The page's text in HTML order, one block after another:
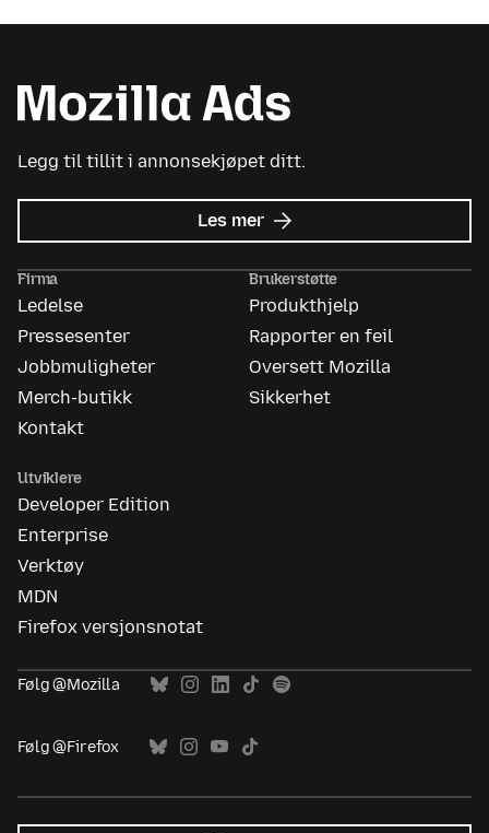
Legg til tillit i annonsekjøpet ditt.
Les mer om
Mozilla
Firma
Ledelse
Pressesenter
Jobbmuligheter
Merch-butikk
Kontakt
Brukerstøtte
Produkthjelp
Rapporter en feil
Oversett Mozilla
Sikkerhet
Utviklere
Developer Edition
Enterprise
Verktøy
MDN
Firefox versjonsnotat
Følg @Mozilla
Følg @Firefox